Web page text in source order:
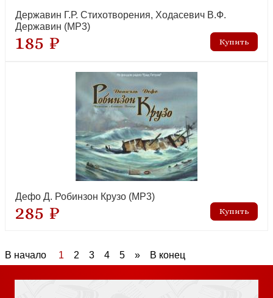
Державин Г.Р. Стихотворения, Ходасевич В.Ф.
Державин (MP3)
185 ₽
Дефо Д. Робинзон Крузо (MP3)
285 ₽
В начало 1 2 3 4 5 » В конец